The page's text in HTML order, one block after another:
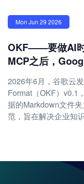
Mon Jun 29 2026
OKF——要做AI
MCP之后，
2026年6月，谷歌云
Format（OKF）v0.1
据的Markdown文件
范，旨在解决企业知